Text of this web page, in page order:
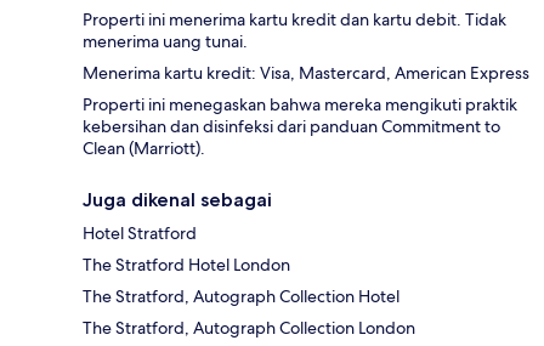
Properti ini menerima kartu kredit dan kartu debit. Tidak
menerima uang tunai.
Menerima kartu kredit: Visa, Mastercard, American Express
Properti ini menegaskan bahwa mereka mengikuti praktik
kebersihan dan disinfeksi dari panduan Commitment to
Clean (Marriott).
Juga dikenal sebagai
Hotel Stratford
The Stratford Hotel London
The Stratford, Autograph Collection Hotel
The Stratford, Autograph Collection London